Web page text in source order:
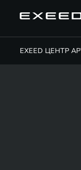
EXEED ЦЕНТР